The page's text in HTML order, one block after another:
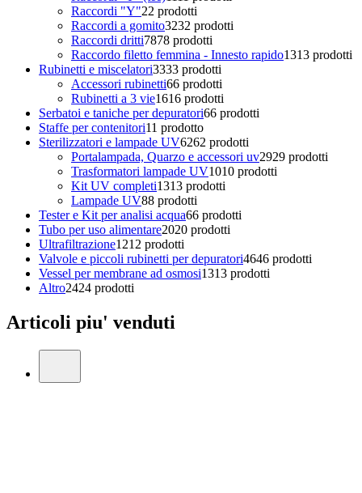
Raccordi "Y"22 prodotti
Raccordi a gomito3232 prodotti
Raccordi dritti7878 prodotti
Raccordo filetto femmina - Innesto rapido1313 prodotti
Rubinetti e miscelatori3333 prodotti
Accessori rubinetti66 prodotti
Rubinetti a 3 vie1616 prodotti
Serbatoi e taniche per depuratori66 prodotti
Staffe per contenitori11 prodotto
Sterilizzatori e lampade UV6262 prodotti
Portalampada, Quarzo e accessori uv2929 prodotti
Trasformatori lampade UV1010 prodotti
Kit UV completi1313 prodotti
Lampade UV88 prodotti
Tester e Kit per analisi acqua66 prodotti
Tubo per uso alimentare2020 prodotti
Ultrafiltrazione1212 prodotti
Valvole e piccoli rubinetti per depuratori4646 prodotti
Vessel per membrane ad osmosi1313 prodotti
Altro2424 prodotti
Articoli piu' venduti